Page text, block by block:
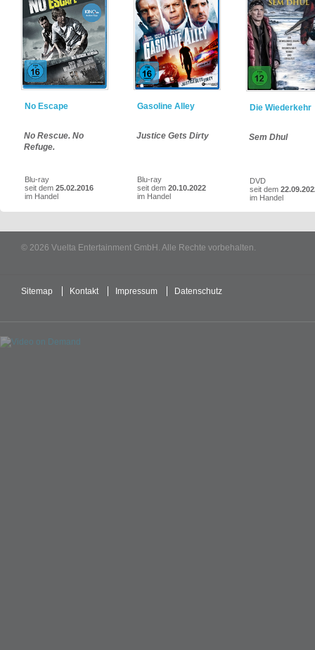
No Escape
No Rescue. No
Refuge.
Blu-ray
seit dem 25.02.2016
im Handel
Gasoline Alley
Justice Gets Dirty
Blu-ray
seit dem 20.10.2022
im Handel
Die Wiederkehr
Sem Dhul
DVD
seit dem
im Handel
© 2026 Vuelta Entertainment GmbH. Alle Rechte vorbehalten.
Sitemap Kontakt Impressum Datenschutz